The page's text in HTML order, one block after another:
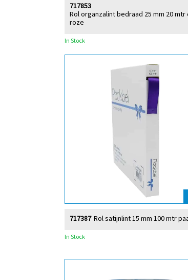
Rol organzalint bedraad 25 mm 20 mtr
roze
717853
In Stock
Rol satijnlint 15 mm 100 mtr
717387
In Stock